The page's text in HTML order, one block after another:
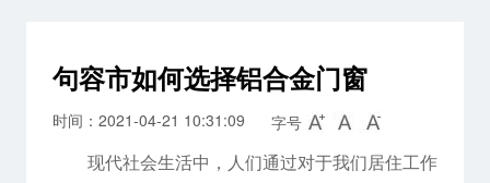
句容市如何选择铝合金门窗
时间：2021-04-21 10:31:09 字号
现代社会生活中，人们通过对于我们居住工作